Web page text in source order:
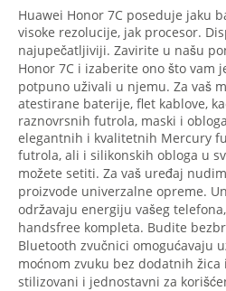
Huawei Honor 7C poseduje jaku
visoke rezolucije, jak procesor.
najupečatljiviji. Zavirite u našu
Honor 7C i izaberite ono što vam
potpuno uživali u njemu. Za vaš
atestirane baterije, flet kablove,
raznovrsnih futrola, maski i
elegantnih i kvalitetnih Mercury
futrola, ali i silikonskih obloga u
možete setiti. Za vaš uređaj
proizvode univerzalne opreme.
održavaju energiju vašeg
handsfree kompleta. Budite
Bluetooth zvučnici omogućavaju
moćnom zvuku bez dodatnih žica
stilizovani i jednostavni za